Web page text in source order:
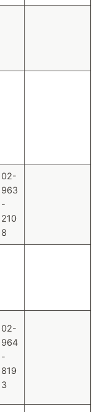
02-
963
-
210
8
02-
964
-
819
3